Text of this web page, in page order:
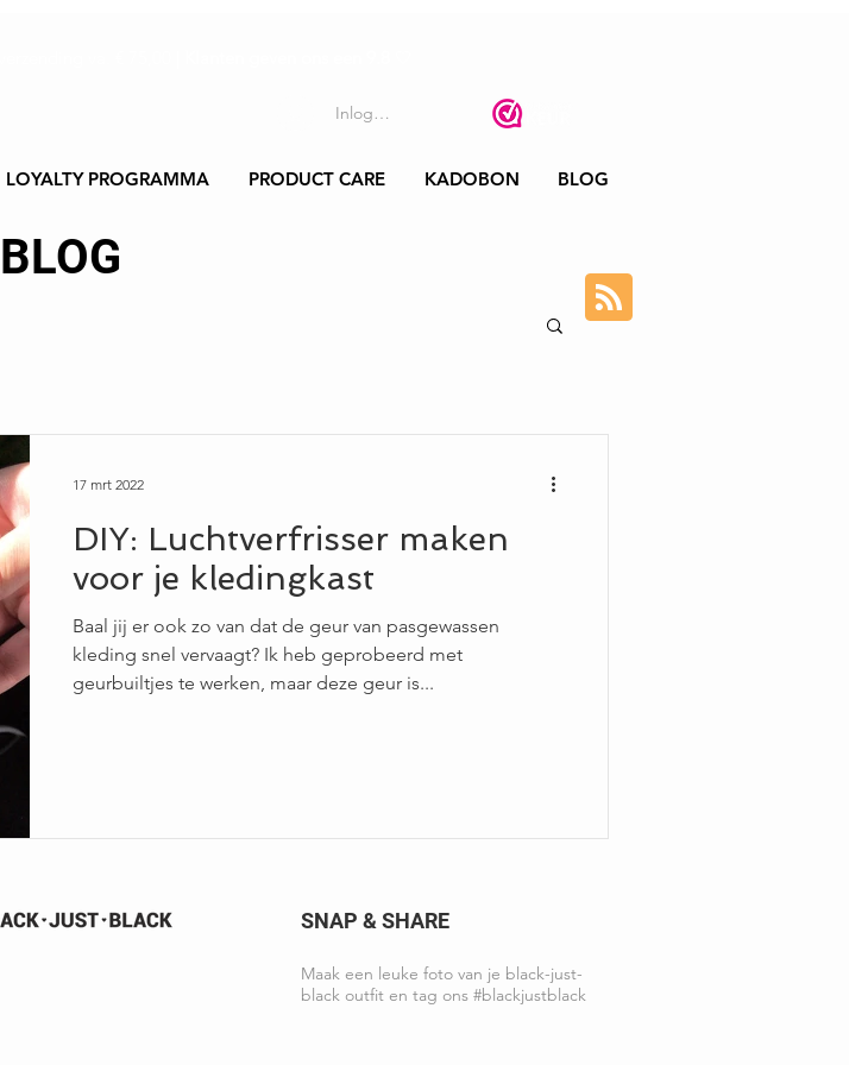
Inloggen
LOYALTY PROGRAMMA PRODUCT CARE KADOBON BLOG
BLOG
DIY: Luchtverfrisser maken
voor je kledingkast
Baal jij er ook zo van dat de geur van pasgewassen
kleding snel vervaagt? Ik heb geprobeerd met
geurbuiltjes te werken, maar deze geur is...
17 mrt 2022
SNAP & SHARE
Maak een leuke foto van je black-just-
black outfit en tag ons #blackjustblack